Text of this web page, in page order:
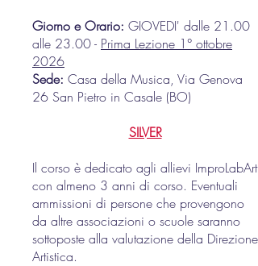
Giorno e Orario: GIOVEDI' dalle 21.00
alle 23.00 - Prima Lezione 1° ottobre
2026
Sede: Casa della Musica, Via Genova
26 San Pietro in Casale (BO)
SILVER
Il corso è dedicato agli allievi ImproLabArt
con almeno 3 anni di corso. Eventuali
ammissioni di persone che provengono
da altre associazioni o scuole saranno
sottoposte alla valutazione della Direzione
Artistica.